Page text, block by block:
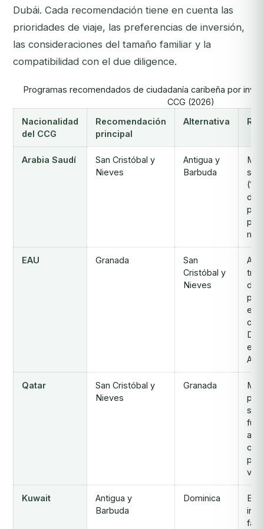
Dubái. Cada recomendación tiene en cuenta las
prioridades de viaje, las preferencias de inversión,
las consideraciones del tamaño familiar y la
compatibilidad con el due diligence.
Programas recomendados de ciudadanía caribeña por
CCG (2026)
Nacionalidad
del CCG
Recomendación
principal
Alternativa
Arabia Saudí
San Cristóbal y
Nieves
Antigua y
Barbuda
sin
(148
EAU Granada
San
Cristóbal y
Nieves
de
para
con
Qatar
San Cristóbal y
Nieves
Granada
sin
con
Kuwait
Antigua y
Barbuda
Dominica